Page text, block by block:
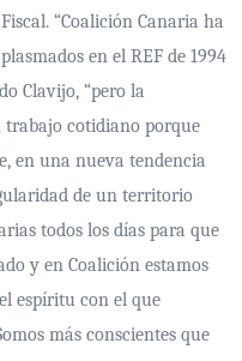
“Coalición Canaria ha
en el REF de 1994
Clavijo, “pero la
trabajo cotidiano porque
en una nueva tendencia
de un territorio
todos los días para que
y en Coalición estamos
espíritu con el que
más conscientes que